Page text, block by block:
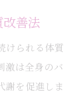
善法
けられる体質
激は全身のバ
謝を促進しま